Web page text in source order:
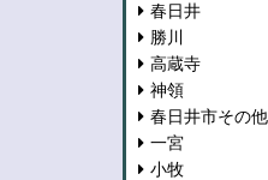
春日井
勝川
高蔵寺
神領
春日井市その他
一宮
小牧